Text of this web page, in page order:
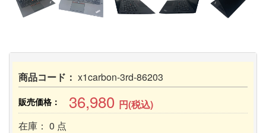
商品コード： x1carbon-3rd-86203
販売価格： 36,980 円(税込)
在庫： 0 点